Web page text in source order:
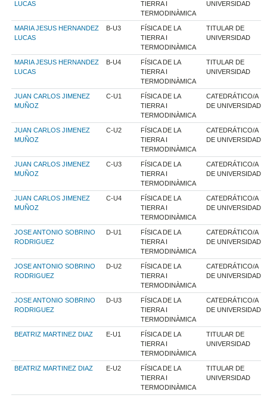
LUCAS
TIERRA I
TERMODINÀMICA
UNIVERSIDAD
MARIA JESUS HERNANDEZ
LUCAS
B-U3
FÍSICA DE LA
TIERRA I
TERMODINÀMICA
TITULAR DE
UNIVERSIDAD
MARIA JESUS HERNANDEZ
LUCAS
B-U4
FÍSICA DE LA
TIERRA I
TERMODINÀMICA
TITULAR DE
UNIVERSIDAD
JUAN CARLOS JIMENEZ
MUÑOZ
C-U1
FÍSICA DE LA
TIERRA I
TERMODINÀMICA
CATEDRÁTICO/A
DE UNIVERSIDAD
JUAN CARLOS JIMENEZ
MUÑOZ
C-U2
FÍSICA DE LA
TIERRA I
TERMODINÀMICA
CATEDRÁTICO/A
DE UNIVERSIDAD
JUAN CARLOS JIMENEZ
MUÑOZ
C-U3
FÍSICA DE LA
TIERRA I
TERMODINÀMICA
CATEDRÁTICO/A
DE UNIVERSIDAD
JUAN CARLOS JIMENEZ
MUÑOZ
C-U4
FÍSICA DE LA
TIERRA I
TERMODINÀMICA
CATEDRÁTICO/A
DE UNIVERSIDAD
JOSE ANTONIO SOBRINO
RODRIGUEZ
D-U1
FÍSICA DE LA
TIERRA I
TERMODINÀMICA
CATEDRÁTICO/A
DE UNIVERSIDAD
JOSE ANTONIO SOBRINO
RODRIGUEZ
D-U2
FÍSICA DE LA
TIERRA I
TERMODINÀMICA
CATEDRÁTICO/A
DE UNIVERSIDAD
JOSE ANTONIO SOBRINO
RODRIGUEZ
D-U3
FÍSICA DE LA
TIERRA I
TERMODINÀMICA
CATEDRÁTICO/A
DE UNIVERSIDAD
BEATRIZ MARTINEZ DIAZ E-U1
FÍSICA DE LA
TIERRA I
TERMODINÀMICA
TITULAR DE
UNIVERSIDAD
BEATRIZ MARTINEZ DIAZ E-U2
FÍSICA DE LA
TIERRA I
TERMODINÀMICA
TITULAR DE
UNIVERSIDAD